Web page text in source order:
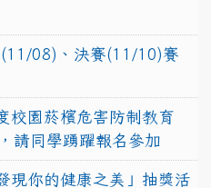
08)、決賽(11/10)賽
校園菸檳危害防制教育
請同學踴躍報名參加
現你的健康之美」抽獎活